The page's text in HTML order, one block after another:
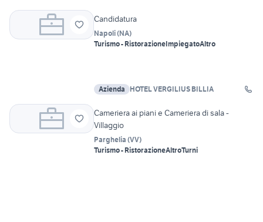
Candidatura
Napoli(NA)
Turismo - RistorazioneImpiegatoAltro
Azienda HOTEL VERGILIUS BILLIA
Cameriera ai piani e Cameriera di sala -
Villaggio
Parghelia (VV)
Turismo - RistorazioneAltroTurni